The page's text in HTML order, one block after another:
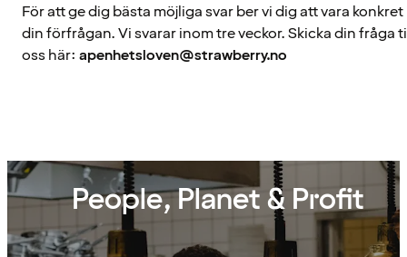
För att ge dig bästa möjliga svar ber vi dig att vara konkret
din förfrågan. Vi svarar inom tre veckor. Skicka din fråga
oss här: apenhetsloven@strawberry.no
People, Planet & Profit